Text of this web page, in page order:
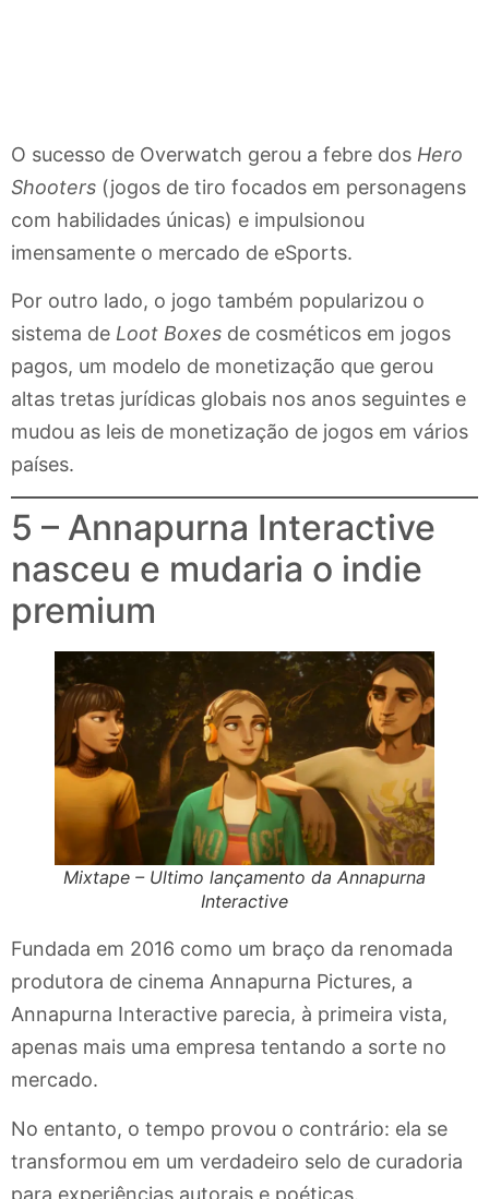
O sucesso de Overwatch gerou a febre dos Hero
Shooters (jogos de tiro focados em personagens
com habilidades únicas) e impulsionou
imensamente o mercado de eSports.
Por outro lado, o jogo também popularizou o
sistema de Loot Boxes de cosméticos em jogos
pagos, um modelo de monetização que gerou
altas tretas jurídicas globais nos anos seguintes e
mudou as leis de monetização de jogos em vários
países.
5 – Annapurna Interactive
nasceu e mudaria o indie
premium
Mixtape – Ultimo lançamento da Annapurna
Interactive
Fundada em 2016 como um braço da renomada
produtora de cinema Annapurna Pictures, a
Annapurna Interactive parecia, à primeira vista,
apenas mais uma empresa tentando a sorte no
mercado.
No entanto, o tempo provou o contrário: ela se
transformou em um verdadeiro selo de curadoria
para experiências autorais e poéticas.